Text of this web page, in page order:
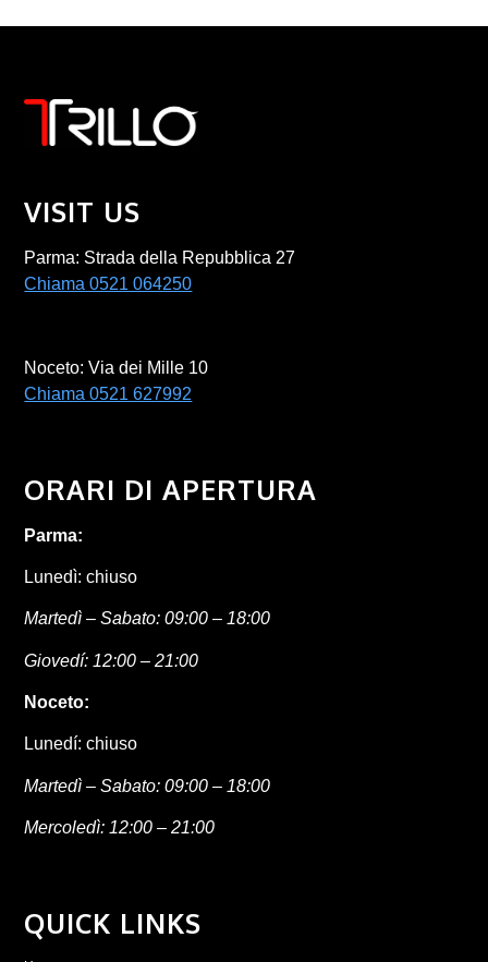
VISIT US
Parma: Strada della Repubblica 27
Chiama 0521 064250
Noceto: Via dei Mille 10
Chiama 0521 627992
ORARI DI APERTURA
Parma:
Lunedì: chiuso
Martedì – Sabato: 09:00 – 18:00
Giovedí: 12:00 – 21:00
Noceto:
Lunedí: chiuso
Martedì – Sabato: 09:00 – 18:00
Mercoledì: 12:00 – 21:00
QUICK LINKS